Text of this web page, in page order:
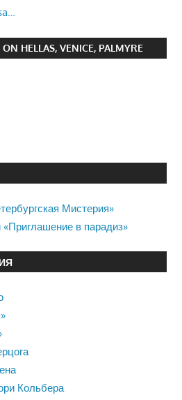
HELLAS, VENICE, PALMYRE
Мистерия»
в парадиз»
Кольбера